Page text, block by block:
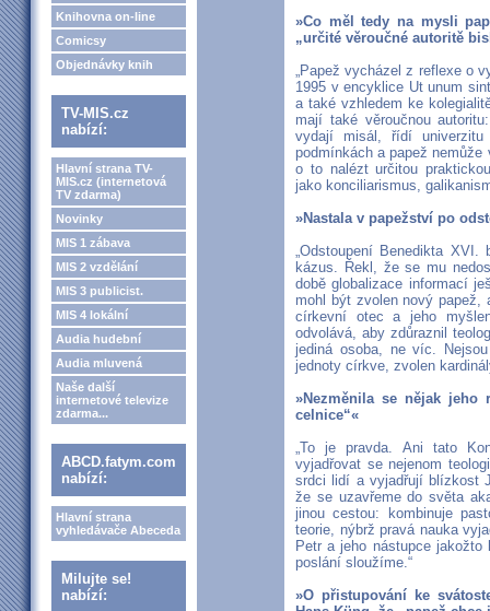
Knihovna on-line
Comicsy
Objednávky knih
TV-MIS.cz
nabízí:
Hlavní strana TV-
MIS.cz (internetová
TV zdarma)
Novinky
MIS 1 zábava
MIS 2 vzdělání
MIS 3 publicist.
MIS 4 lokální
Audia hudební
Audia mluvená
Naše další
internetové televize
zdarma...
ABCD.fatym.com
nabízí:
Hlavní strana
vyhledávače Abeceda
Milujte se!
nabízí:
»Co měl tedy na mysli
„určité věroučné autoritě
„Papež vycházel z reflexe o
1995 v encyklice Ut unum
a také vzhledem ke
mají také věroučnou
vydají misál, řídí
podmínkách a papež
o to nalézt určitou
jako konciliarismus,
»Nastala v papežství po
„Odstoupení Benedikta
kázus. Řekl, že se mu
době globalizace informací
mohl být zvolen nový papež,
církevní otec a jeho
odvolává, aby zdůraznil
jediná osoba, ne víc.
jednoty církve, zvolen
»Nezměnila se nějak jeho
celnice“«
„To je pravda. Ani tato
vyjadřovat se nejenom
srdci lidí a vyjadřují blízkost
že se uzavřeme do světa
jinou cestou: kombinuje
teorie, nýbrž pravá nauka
Petr a jeho nástupce
poslání sloužíme.“
»O přistupování ke